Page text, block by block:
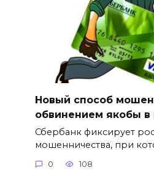
Новый способ
обвинением якобы
Сбербанк фиксирует
мошенничества, при
0 108